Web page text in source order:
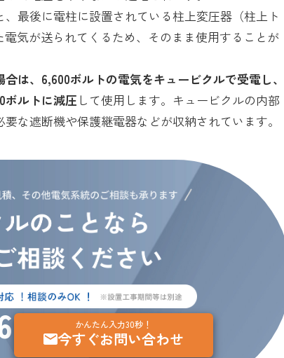
最後に電柱に設置されている柱上変圧器（柱上ト
気が送られてくるため、そのまま使用することが
は、6,600ボルトの電気をキュービクルで受電し
ボルトに減圧 して使用します。キュービクルの内部
な遮断機や保護継電器などが収納されています。
かんたん入力30秒！
今すぐお問い合わせ